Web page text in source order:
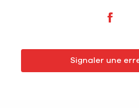
Signaler une